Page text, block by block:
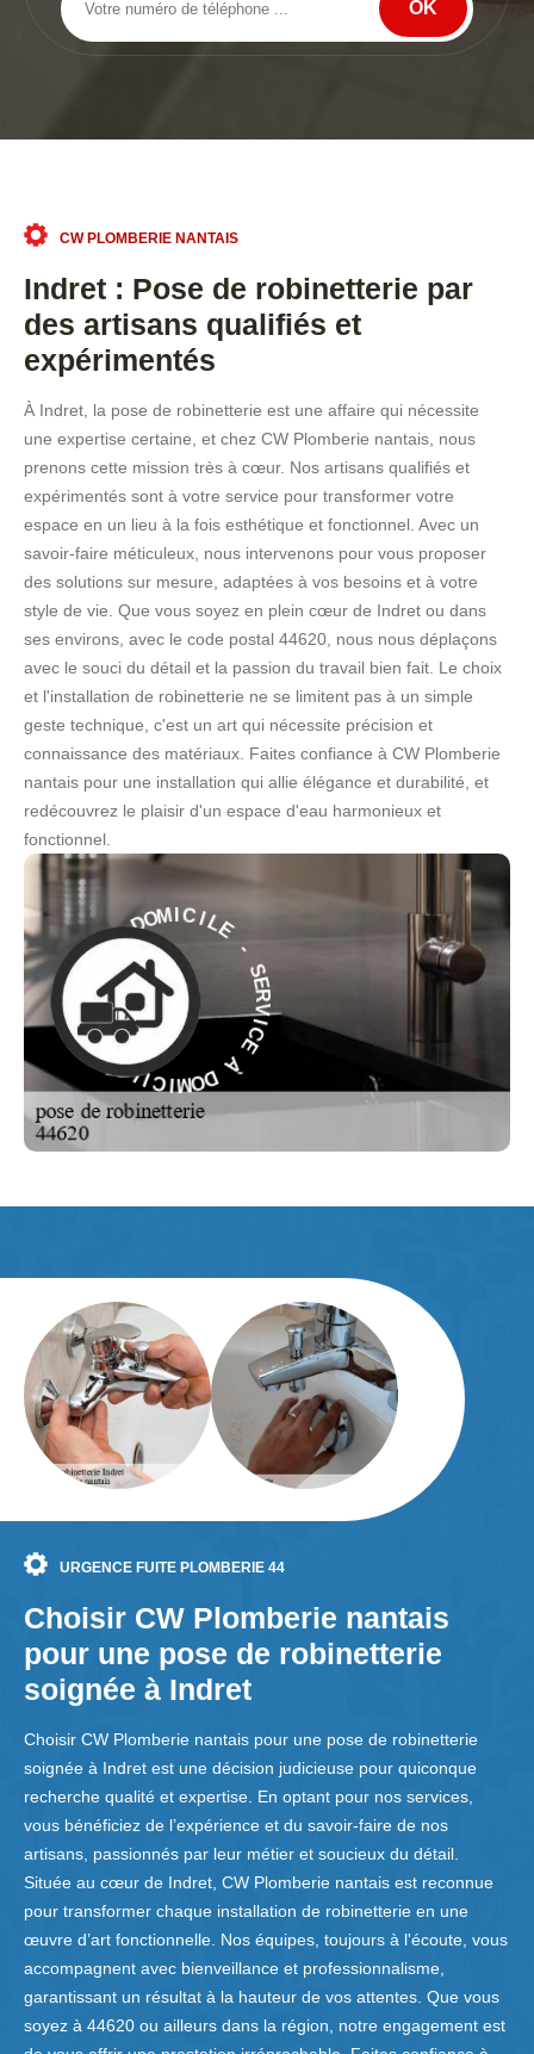
CW PLOMBERIE NANTAIS
Indret : Pose de robinetterie par
des artisans qualifiés et
expérimentés
À Indret, la pose de robinetterie est une affaire qui nécessite
une expertise certaine, et chez CW Plomberie nantais, nous
prenons cette mission très à cœur. Nos artisans qualifiés et
expérimentés sont à votre service pour transformer votre
espace en un lieu à la fois esthétique et fonctionnel. Avec un
savoir-faire méticuleux, nous intervenons pour vous proposer
des solutions sur mesure, adaptées à vos besoins et à votre
style de vie. Que vous soyez en plein cœur de Indret ou dans
ses environs, avec le code postal 44620, nous nous déplaçons
avec le souci du détail et la passion du travail bien fait. Le choix
et l'installation de robinetterie ne se limitent pas à un simple
geste technique, c'est un art qui nécessite précision et
connaissance des matériaux. Faites confiance à CW Plomberie
nantais pour une installation qui allie élégance et durabilité, et
redécouvrez le plaisir d'un espace d'eau harmonieux et
fonctionnel.
S
E
R
V
I
E
À
DO
MICIL E -
S E
R
V
I
C
E
À
D
O
M
I
C
I
L
E
-
URGENCE FUITE PLOMBERIE 44
Choisir CW Plomberie nantais
pour une pose de robinetterie
soignée à Indret
Choisir CW Plomberie nantais pour une pose de robinetterie
soignée à Indret est une décision judicieuse pour quiconque
recherche qualité et expertise. En optant pour nos services,
vous bénéficiez de l’expérience et du savoir-faire de nos
artisans, passionnés par leur métier et soucieux du détail.
Située au cœur de Indret, CW Plomberie nantais est reconnue
pour transformer chaque installation de robinetterie en une
œuvre d’art fonctionnelle. Nos équipes, toujours à l'écoute, vous
accompagnent avec bienveillance et professionnalisme,
garantissant un résultat à la hauteur de vos attentes. Que vous
soyez à 44620 ou ailleurs dans la région, notre engagement est